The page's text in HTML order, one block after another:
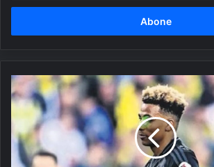
adresinizi
Haber
turu